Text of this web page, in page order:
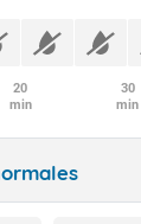
20
min
30
min